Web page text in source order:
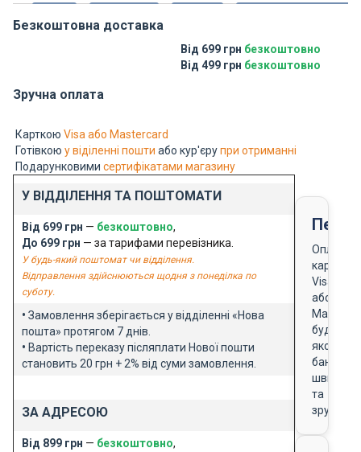
Безкоштовна доставка
Від 699 грн безкоштовно
Від 499 грн безкоштовно
Зручна оплата
Карткою Visa або Mastercard
Готівкою у віділенні пошти або кур'єрупри отриманні
Подарунковими сертифікатами магазину
У ВІДДІЛЕННЯ ТА ПОШТОМАТИ
Від 699 грн — безкоштовно,
До 699 грн — за тарифами перевізника.
У будь-який поштомат чи відділення.
Відправлення здійснюються щодня з понеділка по
суботу.
• Замовлення зберігається у відділенні «Нова
пошта» протягом 7 днів.
• Вартість переказу післяплати Нової пошти
становить 20 грн + 2% від суми замовлення.
ЗА АДРЕСОЮ
Від 899 грн — безкоштовно,
Оплата
карткою
Visa
або
будь-
якого
банку
швидко
та
зручно